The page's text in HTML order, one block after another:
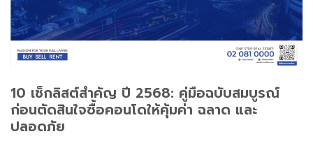
10 เช็กลิสต์สำคัญ ปี 2568: คู่มือฉบับสมบูรณ์
ก่อนตัดสินใจซื้อคอนโดให้คุ้มค่า ฉลาด และ
ปลอดภัย